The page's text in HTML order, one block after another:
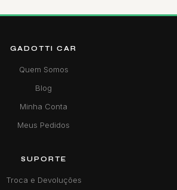
GADOTTI CAR
Quem Somos
Blog
Minha Conta
Meus Pedidos
SUPORTE
Troca e Devoluções